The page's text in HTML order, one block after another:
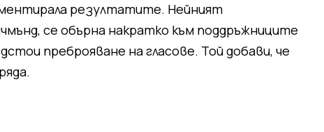
резултатите. Нейният
се обърна накратко към поддръжниците
преброяване на гласове. Той добави, че